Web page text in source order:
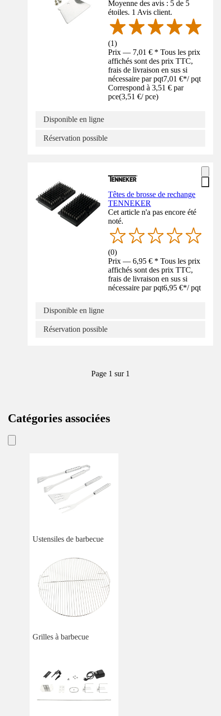
Moyenne des avis : 5 de 5
étoiles. 1 Avis client.
(1)
Prix — 7,01 € * Tous les prix
affichés sont des prix TTC,
frais de livraison en sus si
nécessaire par pqt7,01 €*/ pqt
Correspond à 3,51 € par
pce(3,51 €/ pce)
Disponible en ligne
Réservation possible
Têtes de brosse de rechange
TENNEKER
Cet article n'a pas encore été
noté.
(0)
Prix — 6,95 € * Tous les prix
affichés sont des prix TTC,
frais de livraison en sus si
nécessaire par pqt6,95 €*/ pqt
Disponible en ligne
Réservation possible
Page 1 sur 1
Catégories associées
Ustensiles de barbecue
Grilles à barbecue